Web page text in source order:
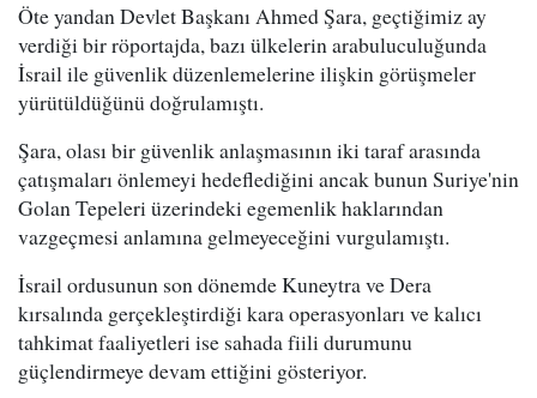
Öte yandan Devlet Başkanı Ahmed Şara, geçtiğimiz ay
verdiği bir röportajda, bazı ülkelerin arabuluculuğunda
İsrail ile güvenlik düzenlemelerine ilişkin görüşmeler
yürütüldüğünü doğrulamıştı.
Şara, olası bir güvenlik anlaşmasının iki taraf arasında
çatışmaları önlemeyi hedeflediğini ancak bunun Suriye'nin
Golan Tepeleri üzerindeki egemenlik haklarından
vazgeçmesi anlamına gelmeyeceğini vurgulamıştı.
İsrail ordusunun son dönemde Kuneytra ve Dera
kırsalında gerçekleştirdiği kara operasyonları ve kalıcı
tahkimat faaliyetleri ise sahada fiili durumunu
güçlendirmeye devam ettiğini gösteriyor.